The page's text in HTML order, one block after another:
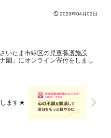
「〇〇な人はどう対処？」と銘打
バウンダリーを超えてこちらの領
2020年04月02日
いたま市緑区の児童養護施設
ナ園」にオンライン寄付をしまし
ます★